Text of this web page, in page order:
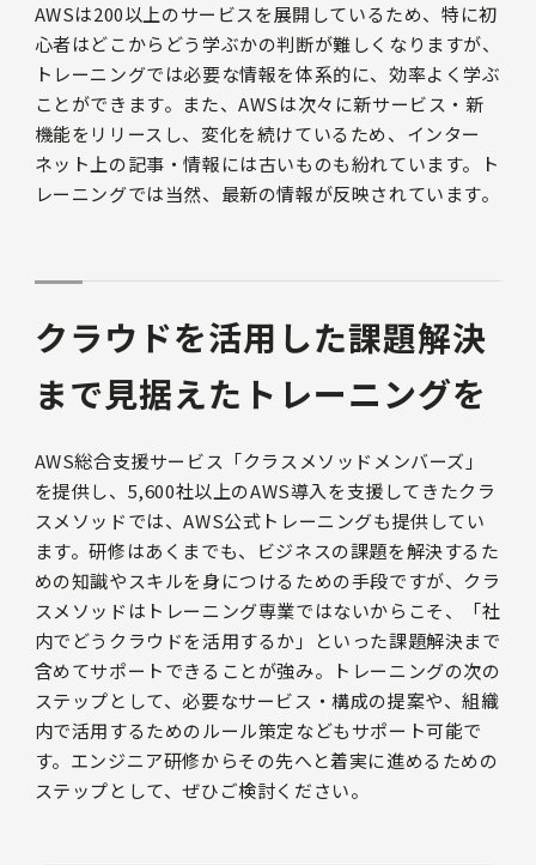
AWSは200以上のサービスを展開しているため、特に初
心者はどこからどう学ぶかの判断が難しくなりますが、
トレーニングでは必要な情報を体系的に、効率よく学ぶ
ことができます。また、AWSは次々に新サービス・新
機能をリリースし、変化を続けているため、インター
ネット上の記事・情報には古いものも紛れています。ト
レーニングでは当然、最新の情報が反映されています。
クラウドを活用した課題解決
まで見据えたトレーニングを
AWS総合支援サービス「クラスメソッドメンバーズ」
を提供し、5,600社以上のAWS導入を支援してきたクラ
スメソッドでは、AWS公式トレーニングも提供してい
ます。研修はあくまでも、ビジネスの課題を解決するた
めの知識やスキルを身につけるための手段ですが、クラ
スメソッドはトレーニング専業ではないからこそ、「社
内でどうクラウドを活用するか」といった課題解決まで
含めてサポートできることが強み。トレーニングの次の
ステップとして、必要なサービス・構成の提案や、組織
内で活用するためのルール策定などもサポート可能で
す。エンジニア研修からその先へと着実に進めるための
ステップとして、ぜひご検討ください。